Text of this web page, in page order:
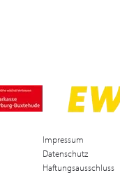
Impressum
Datenschutz
Haftungsausschluss